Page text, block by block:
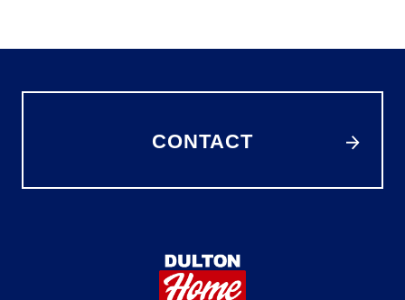
CONTACT